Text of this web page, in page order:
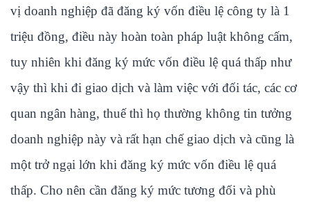
vị doanh nghiệp đã đăng ký vốn điều lệ công ty là 1
triệu đồng, điều này hoàn toàn pháp luật không cấm,
tuy nhiên khi đăng ký mức vốn điều lệ quá thấp như
vậy thì khi đi giao dịch và làm việc với đối tác, các cơ
quan ngân hàng, thuế thì họ thường không tin tưởng
doanh nghiệp này và rất hạn chế giao dịch và cũng là
một trở ngại lớn khi đăng ký mức vốn điều lệ quá
thấp. Cho nên cần đăng ký mức tương đối và phù